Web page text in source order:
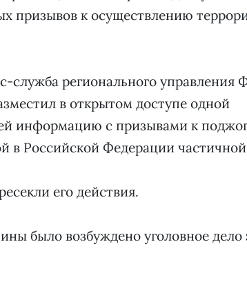
призывов к осуществлению
служба регионального управления
в открытом доступе одной
информацию с призывами к
в Российской Федерации
его действия.
было возбуждено уголовное